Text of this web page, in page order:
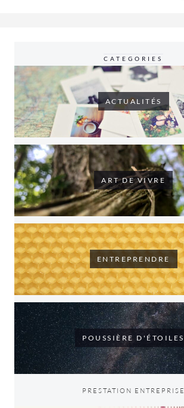
CATEGORIES
ACTUALITÉS
ART DE VIVRE
ENTREPRENDRE
POUSSIÈRE D'ÉTOILES
PRESTATION ENTREPRISE